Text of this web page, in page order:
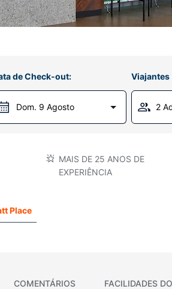
de Check-out:
Dom. 9 Agosto
Viajantes
2
MAIS DE 25 ANOS DE
EXPERIÊNCIA
Place
COMENTÁRIOS FACILIDADES